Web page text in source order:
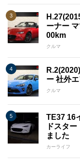
ーナー
00km
クルマ
ー 社外
クルマ
TE37 16
ドスタ
ました
カーライフ